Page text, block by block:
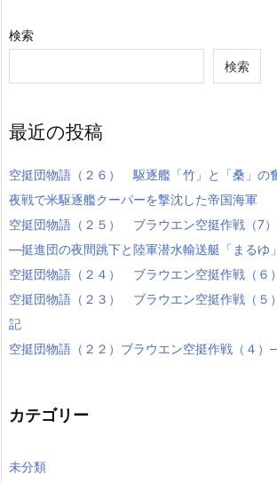
検索
検索
最近の投稿
空挺団物語（２６） 駆逐艦「竹」と「桑」の
夜戦で米駆逐艦クーパーを撃沈した帝国海軍
空挺団物語（２５） ブラウエン空挺作戦（7
―挺進団の夜間跳下と陸軍潜水輸送艇「まるゆ」
空挺団物語（２４） ブラウエン空挺作戦（６
空挺団物語（２３） ブラウエン空挺作戦（５
記
空挺団物語（２２）ブラウエン空挺作戦（４
カテゴリー
未分類